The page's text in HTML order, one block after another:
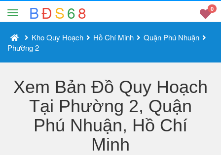
BĐS68 0
Kho Quy Hoạch Hồ Chí Minh
Quận Phú Nhuận
Phường 2
Xem Bản Đồ Quy Hoạch
Tại Phường 2, Quận
Phú Nhuận, Hồ Chí
Minh